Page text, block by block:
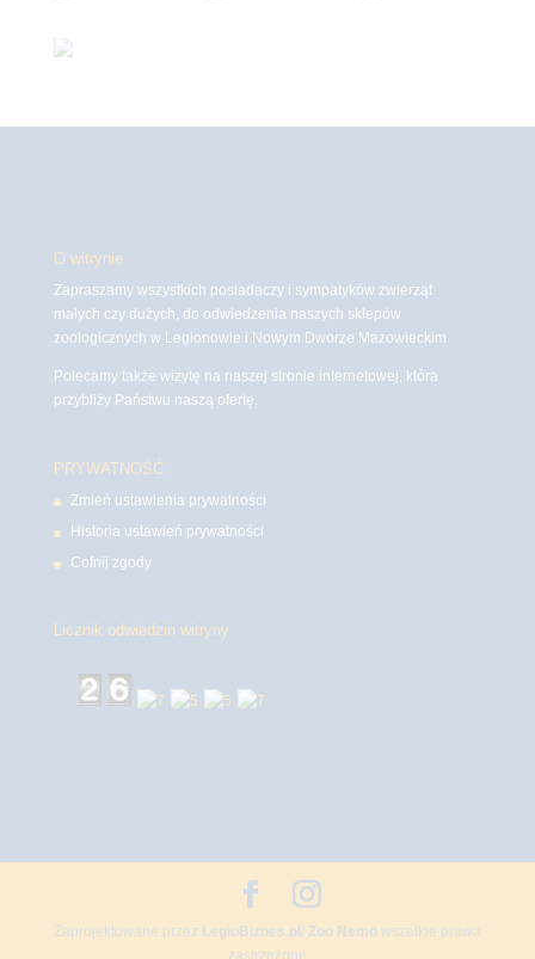
O witrynie
Zapraszamy wszystkich posiadaczy i sympatyków zwierząt
małych czy dużych, do odwiedzenia naszych sklepów
zoologicznych w Legionowie i Nowym Dworze Mazowieckim
Polecamy także wizytę na naszej stronie internetowej, która
przybliży Państwu naszą ofertę.
PRYWATNOŚĆ
Zmień ustawienia prywatności
Historia ustawień prywatności
Cofnij zgody
Licznik odwiedzin witryny
Zaprojektowane przez LegioBiznes.pl/ Zoo Nemowszelkie prawa
zastrzeżone